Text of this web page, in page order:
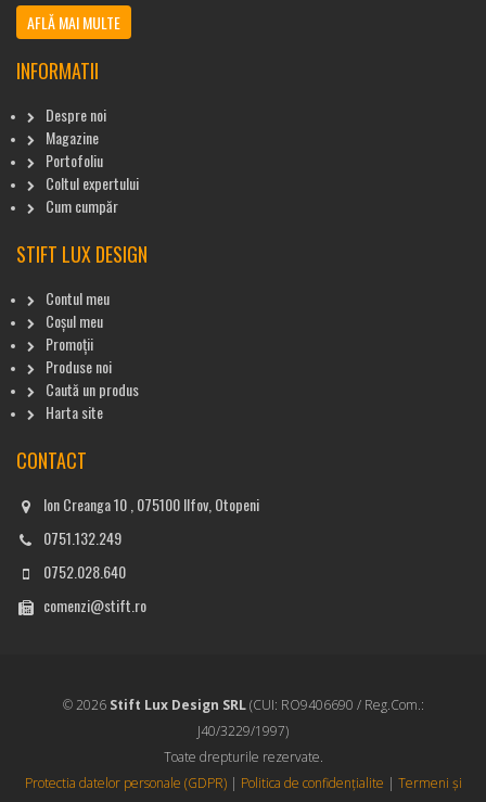
AFLĂ MAI MULTE
INFORMATII
Despre noi
Magazine
Portofoliu
Coltul expertului
Cum cumpăr
STIFT LUX DESIGN
Contul meu
Coșul meu
Promoții
Produse noi
Caută un produs
Harta site
CONTACT
Ion Creanga 10 , 075100 Ilfov, Otopeni
0751.132.249
0752.028.640
comenzi@stift.ro
© 2026 Stift Lux Design SRL(CUI: RO9406690 / Reg.Com.:
J40/3229/1997)
Toate drepturile rezervate.
Protectia datelor personale (GDPR)| Politica de confidențialite | Termeni și